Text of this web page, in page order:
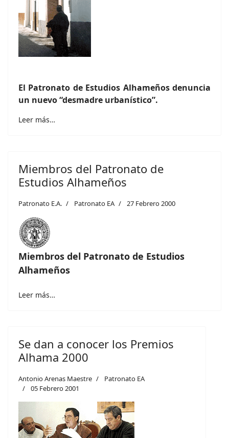
El Patronato de Estudios Alhameños denuncia
un nuevo “desmadre urbanístico”.
Leer más…
Miembros del Patronato de
Estudios Alhameños
Patronato E.A. Patronato EA 27 Febrero 2000
Miembros del Patronato de Estudios
Alhameños
Leer más…
Se dan a conocer los Premios
Alhama 2000
Antonio Arenas Maestre
Patronato EA
05 Febrero 2001